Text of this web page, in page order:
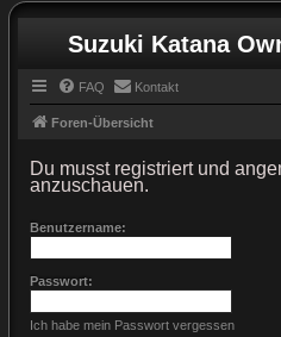
Suzuki Katana
FAQ Kontakt
Foren-Übersicht
Du musst registriert und
anzuschauen.
Benutzername:
Passwort:
Ich habe mein Passwort vergessen